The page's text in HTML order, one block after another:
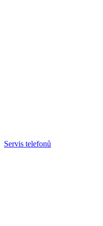
Servis telefonů